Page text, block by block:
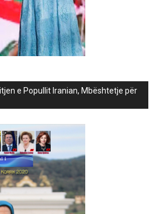
e Popullit Iranian, Mbështetje për